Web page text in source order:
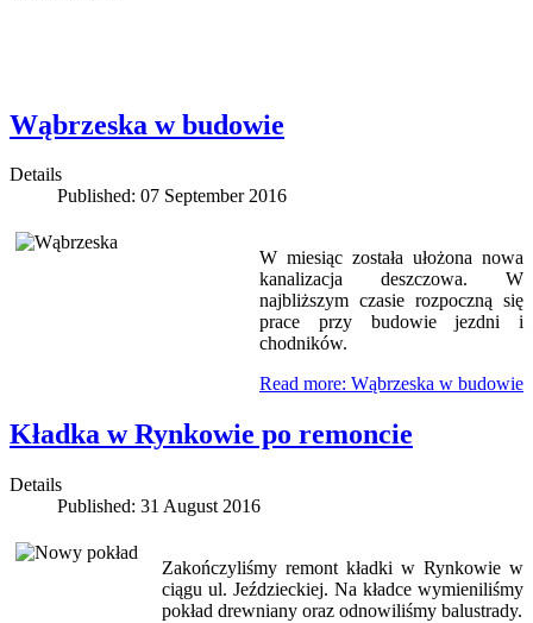
Wąbrzeska w budowie
Details
Published: 07 September 2016
W miesiąc została ułożona nowa
kanalizacja deszczowa. W
najbliższym czasie rozpoczną się
prace przy budowie jezdni i
chodników.
Read more: Wąbrzeska w budowie
Kładka w Rynkowie po remoncie
Details
Published: 31 August 2016
Zakończyliśmy remont kładki w Rynkowie w
ciągu ul. Jeździeckiej. Na kładce wymieniliśmy
pokład drewniany oraz odnowiliśmy balustrady.